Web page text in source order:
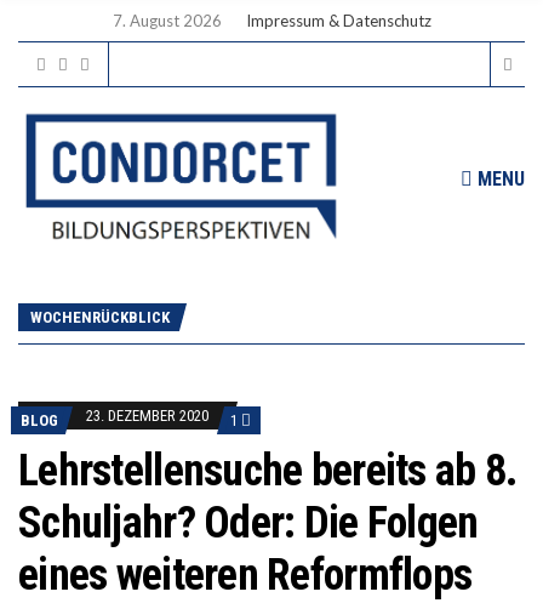
7. August 2026 Impressum & Datenschutz
MENU
WOCHENRÜCKBLICK
BLOG 23. DEZEMBER 2020 1
Lehrstellensuche bereits ab 8.
Schuljahr? Oder: Die Folgen
eines weiteren Reformflops